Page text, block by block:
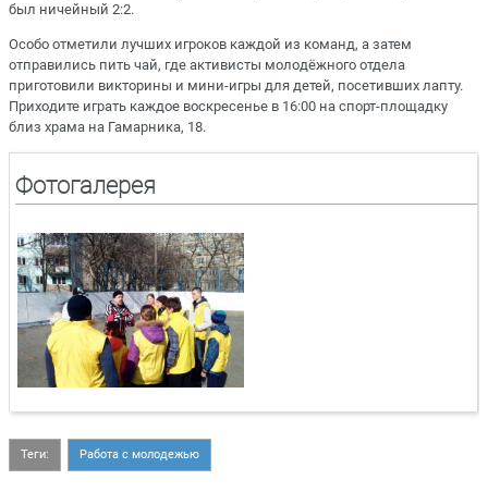
был ничейный 2:2.
Особо отметили лучших игроков каждой из команд, а затем
отправились пить чай, где активисты молодёжного отдела
приготовили викторины и мини-игры для детей, посетивших лапту.
Приходите играть каждое воскресенье в 16:00 на спорт-площадку
близ храма на Гамарника, 18.
Фотогалерея
Теги: Работа с молодежью